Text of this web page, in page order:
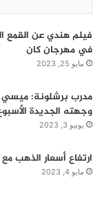
فيلم هندي عن القمع
في مهرجان كان
مايو 25, 2023
مدرب برشلونة: ميسي
وجهته الجديدة
يونيو 3, 2023
ارتفاع أسعار الذهب مع
مايو 4, 2023